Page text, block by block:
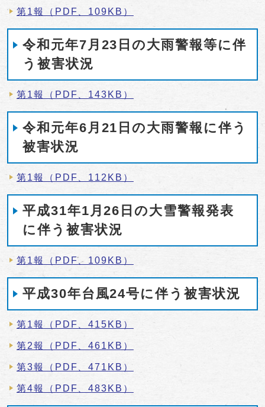
第1報（PDF、109KB）
令和元年7月23日の大雨警報等に伴
う被害状況
第1報（PDF、143KB）
令和元年6月21日の大雨警報に伴う
被害状況
第1報（PDF、112KB）
平成31年1月26日の大雪警報発表
に伴う被害状況
第1報（PDF、109KB）
平成30年台風24号に伴う被害状況
第1報（PDF、415KB）
第2報（PDF、461KB）
第3報（PDF、471KB）
第4報（PDF、483KB）